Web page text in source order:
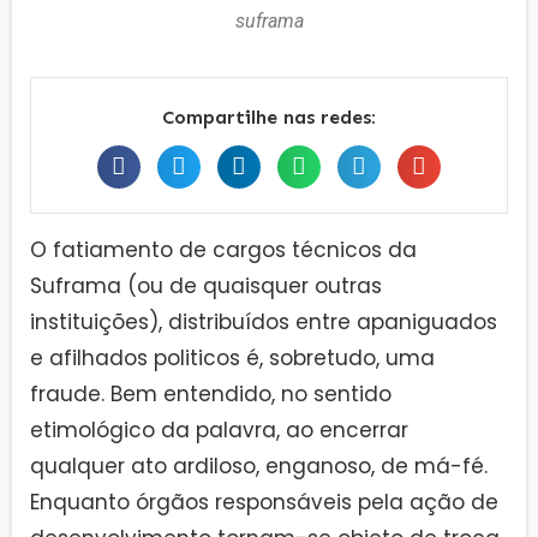
suframa
Compartilhe nas redes:
O fatiamento de cargos técnicos da
Suframa (ou de quaisquer outras
instituições), distribuídos entre apaniguados
e afilhados politicos é, sobretudo, uma
fraude. Bem entendido, no sentido
etimológico da palavra, ao encerrar
qualquer ato ardiloso, enganoso, de má-fé.
Enquanto órgãos responsáveis pela ação de